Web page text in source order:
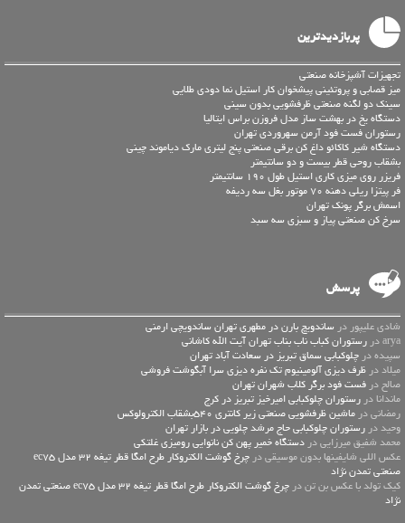
پربازدیدترین
تجهیزات آشپزخانه صنعتی
میز قصابی و پروتئینی پیشخوان کار استیل نما دودی طلایی
سینک دو لگنه صنعتی ظرفشویی بدون سینی
دستگاه یخ در بهشت ساز مدل فروزن براس ایتالیا
رستوران فست فود آرمن سهروردی تهران
دستگاه شیر کاکائو داغ کن برقی صنعتی پنج لیتری مارک دیاموند چینی
بشقاب روحی قطر بیست و دو سانتیمتر
فریزر روی میزی کاری استیل طول 190 سانتیمتر
فر پیتزا ریلی دهنه 70 موتور بغل سه ردیفه
اسمش برگر پونک تهران
سرخ کن صنعتی پیاز و سبزی سه سبد
پرسش
شادی علیپور در ساندویچ بارن در مطهری تهران ساندویچی ارمنی
arya در
رستوران کباب ناب بناب تهران آیت الله کاشانی
سپیده در چلوکبابی سماق تبریز در سعادت آباد تهران
میلاد در ظرف دیزی آلومینیوم تک نفره دیزی سرا آبگوشت فروشی
صالح در فست فود برگر کلاب شهران تهران
ماندانا در رستوران چلوکبابی امیرخیز تبریز در کرج
رمضانی در ماشین ظرفشویی صنعتی زیر کانتری 540بشقاب الکترولوکس
وحید در رستوران چلوکبابی حاج مرشد چلویی در بازار تهران
محمد شفیق میرزایی در دستگاه خمیر پهن کن نانوایی رومیزی غلتکی
عكس اللي شايفينها بدون موسيقى در
چرخ گوشت الکتروکار طرح امگا قطر تیغه 32 مدل ec75
صنعتی تمدن نژاد
کیک تولد با عکس بن تن در
چرخ گوشت الکتروکار طرح امگا قطر تیغه 32 مدل ec75 صنعتی تمدن
نژاد